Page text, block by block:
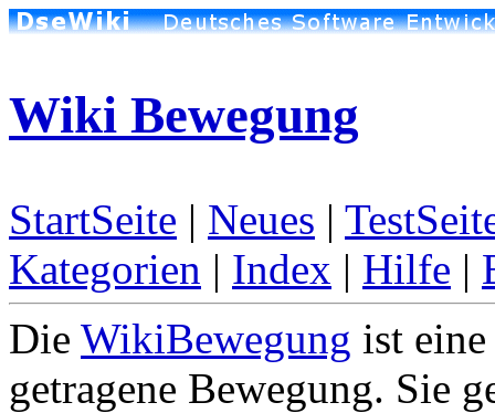
Wiki Bewegung
StartSeite | Neues |
Kategorien | Index | Hilfe |
Die WikiBewegung ist
getragene Bewegung. Sie